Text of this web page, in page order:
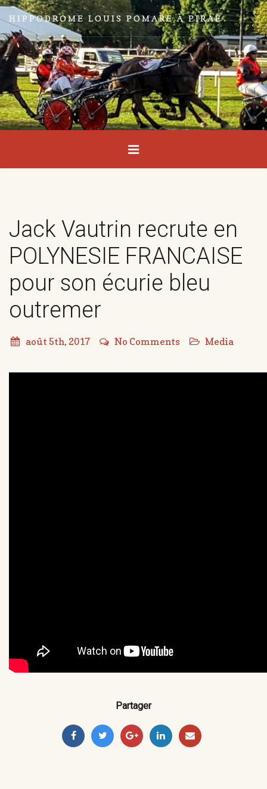
HIPPODROME LOUIS POMARE À PIRAE
Jack Vautrin recrute en
POLYNESIE FRANCAISE
pour son écurie bleu
outremer
août 5th, 2017 No Comments Media
Partager